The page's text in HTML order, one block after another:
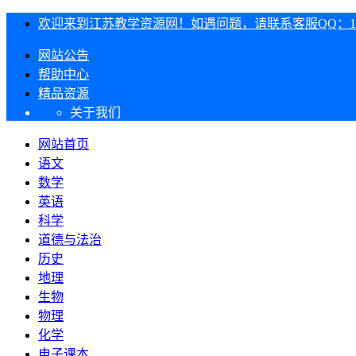
欢迎来到江苏教学资源网！如遇问题，请联系客服QQ：
网站公告
帮助中心
精品资源
关于我们
网站首页
语文
数学
英语
科学
道德与法治
历史
地理
生物
物理
化学